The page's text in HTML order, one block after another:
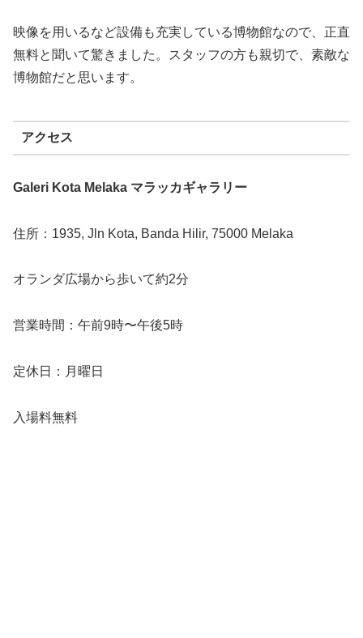
映像を用いるなど設備も充実している博物館なので、正直
無料と聞いて驚きました。スタッフの方も親切で、素敵な
博物館だと思います。
アクセス
Galeri Kota Melaka マラッカギャラリー
住所：1935, Jln Kota, Banda Hilir, 75000 Melaka
オランダ広場から歩いて約2分
営業時間：午前9時〜午後5時
定休日：月曜日
入場料無料